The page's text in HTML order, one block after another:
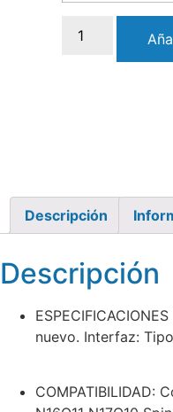
universal
cantidad
Descripción
Descripción
nuevo. Interfaz:
COMPATIBILIDAD: